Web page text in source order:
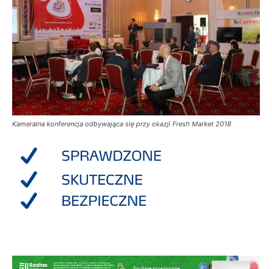
Kameralna konferencja odbywająca się przy okazji Fresh Market 2018